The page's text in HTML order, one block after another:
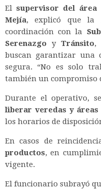
El supervisor del área
Mejía, explicó que la
coordinación con la
Serenazgo y Tránsito,
buscan garantizar una
segura. “No es solo
también un compromiso
Durante el operativo,
liberar veredas y áreas
los horarios de
En casos de
productos, en
vigente.
El funcionario subrayó